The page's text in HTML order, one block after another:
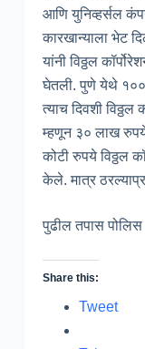
आणि युनिव्हर्सल
कारखान्याला भेट
यांनी विठ्ठल
घेतली. पुणे येथे १००
त्याच दिवशी
म्हणून ३० लाख
कोटी रुपये विठ्ठल
केले. मात्र
पुढील तपास पोलिस
Share this:
Tweet